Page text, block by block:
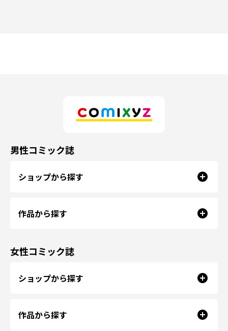
男性コミック誌
ショップから探す
作品から探す
女性コミック誌
ショップから探す
作品から探す